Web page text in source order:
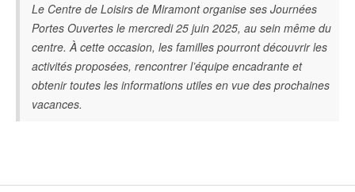
Le Centre de Loisirs de Miramont organise ses Journées
Portes Ouvertes le mercredi 25 juin 2025, au sein même du
centre. À cette occasion, les familles pourront découvrir les
activités proposées, rencontrer l’équipe encadrante et
obtenir toutes les informations utiles en vue des prochaines
vacances.